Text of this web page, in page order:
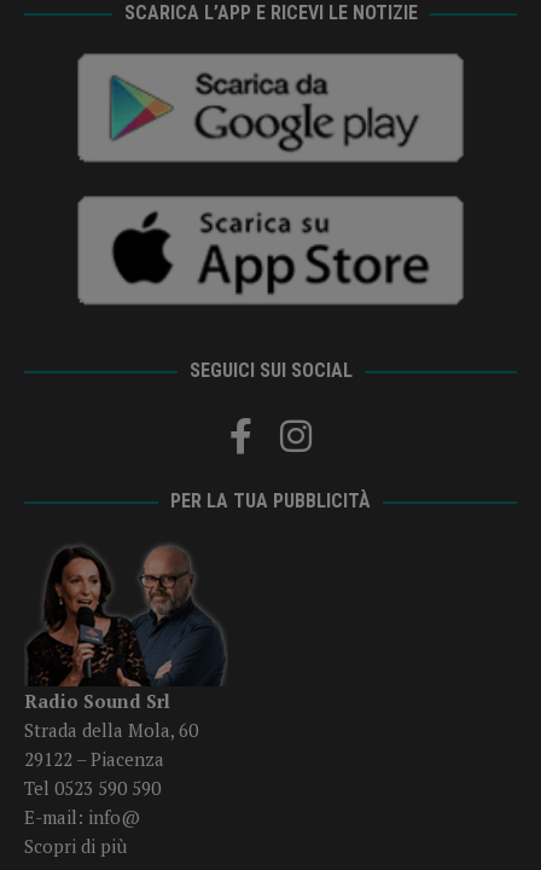
SCARICA L’APP E RICEVI LE NOTIZIE
SEGUICI SUI SOCIAL
PER LA TUA PUBBLICITÀ
Radio Sound Srl
Strada della Mola, 60
29122 – Piacenza
Tel 0523 590 590
E-mail: info@
Scopri di più